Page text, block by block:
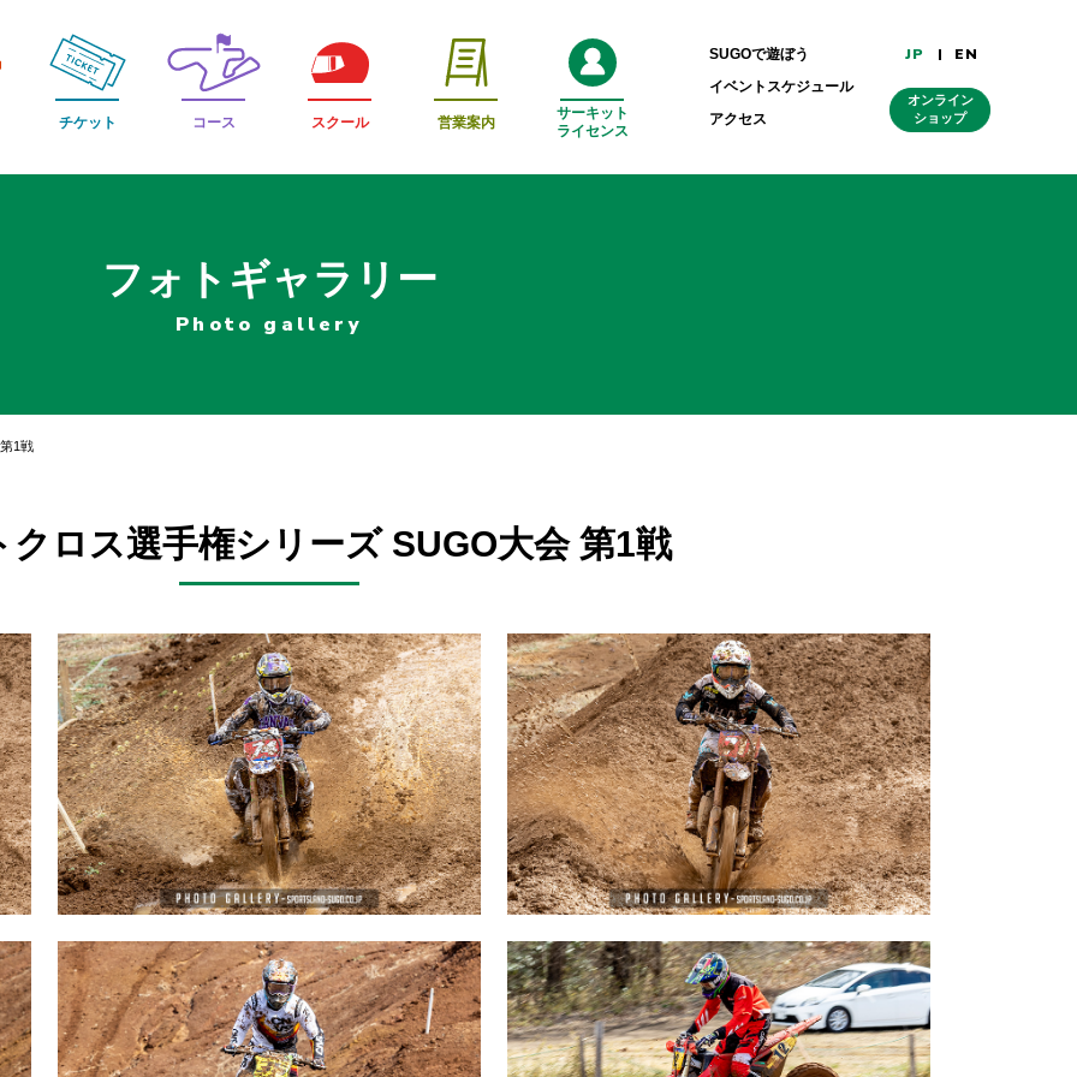
チケット コース スクール 営業案内
サーキット
ライセンス
SUGOで遊ぼう
イベントスケジュール
アクセス
JP EN
オンライン
ショップ外
部
フォトギャラリー
Photo gallery
1戦
クロス選手権シリーズ SUGO大会 第1戦